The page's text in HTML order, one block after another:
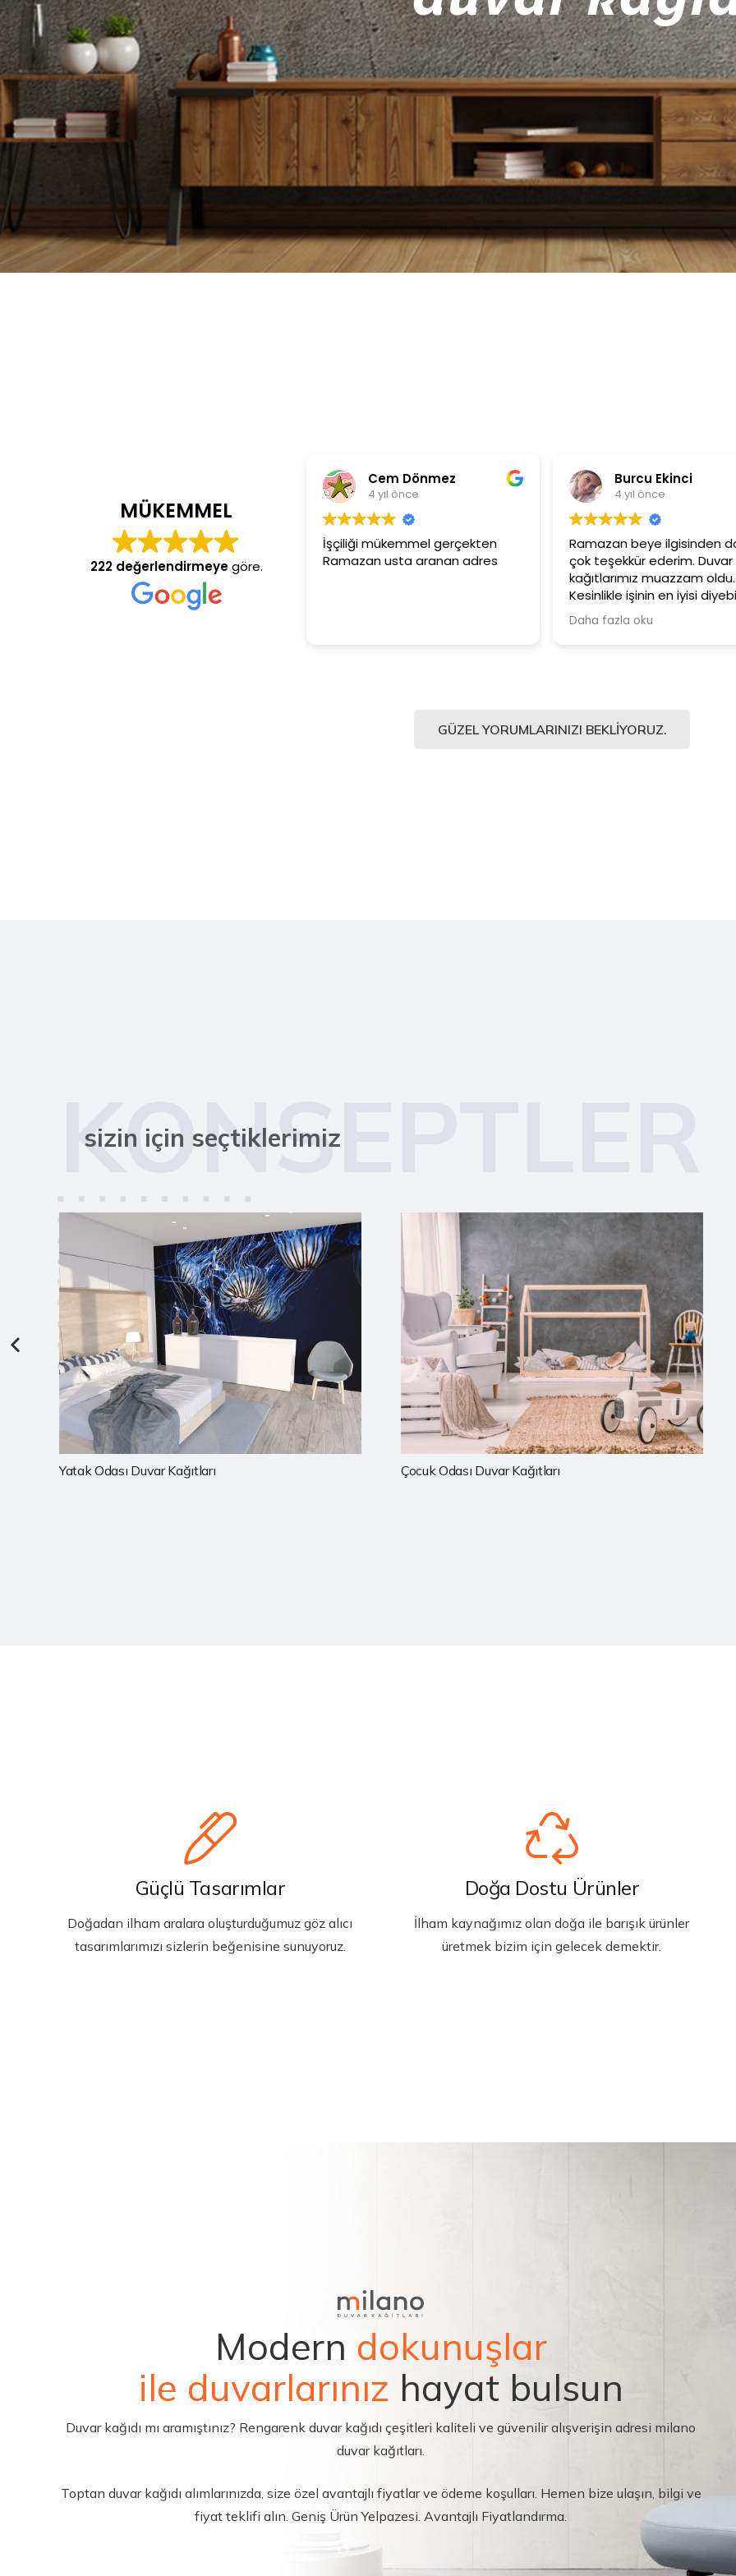
MÜKEMMEL
222 değerlendirmeyegöre.
Cem Dönmez
4 yıl önce
İşçiliği mükemmel gerçekten
Ramazan usta aranan adres
Burcu Ekinci
4 yıl önce
Ramazan beye ilgisinden
çok teşekkür ederim. Duvar
kağıtlarımız muazzam oldu.
Kesinlikle işinin en iyisi
Şiddetle tavsiye ediyorum.
Daha fazla oku
GÜZEL YORUMLARINIZI BEKLIYORUZ.
KONSEPTLER
sizin için seçtiklerimiz
Çocuk Odası Duvar Kağıtları Mutfak Duvar Kağıtları
Güçlü Tasarımlar
Doğadan ilham aralara oluşturduğumuz göz alıcı
tasarımlarımızı sizlerin beğenisine sunuyoruz.
Doğa Dostu Ürünler
İlham kaynağımız olan doğa ile barışık ürünler
üretmek bizim için gelecek demektir.
Modern dokunuşlar
ile duvarlarınız hayat bulsun
Duvar kağıdı mı aramıştınız? Rengarenk duvar kağıdı çeşitleri kaliteli ve güvenilir alışverişin adresi milano
duvar kağıtları.
Toptan duvar kağıdı alımlarınızda, size özel avantajlı fiyatlar ve ödeme koşulları. Hemen bize ulaşın, bilgi ve
fiyat teklifi alın. Geniş Ürün Yelpazesi. Avantajlı Fiyatlandırma.